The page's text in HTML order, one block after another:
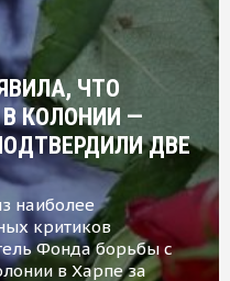
ЧТО
КОЛОНИИ —
ДВЕ
наиболее
критиков
Фонда борьбы с
в Харпе за